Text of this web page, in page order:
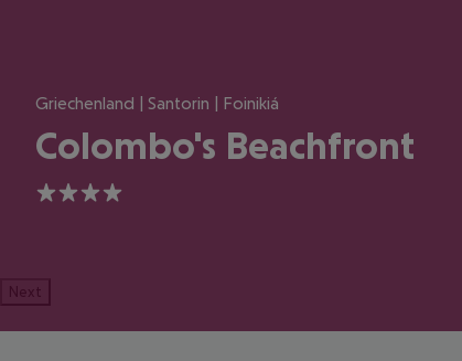
Griechenland | Santorin | Foinikiá
Colombo's Beachfront
4
Next